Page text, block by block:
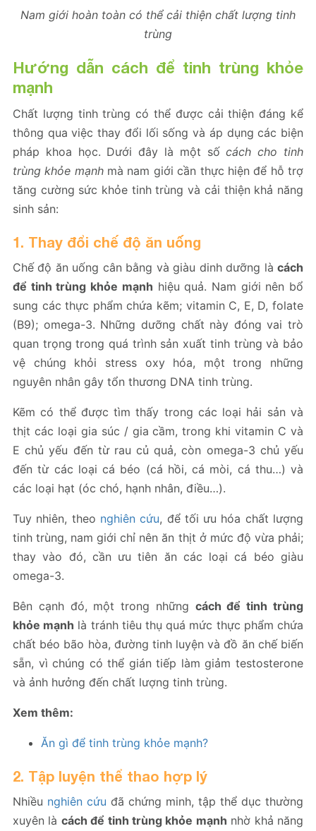
Nam giới hoàn toàn có thể cải thiện chất lượng tinh
trùng
Hướng dẫn cách để tinh trùng khỏe
mạnh
Chất lượng tinh trùng có thể được cải thiện đáng kể
thông qua việc thay đổi lối sống và áp dụng các biện
pháp khoa học. Dưới đây là một sốcách cho tinh
trùng khỏe mạnhmà nam giới cần thực hiện để hỗ trợ
tăng cường sức khỏe tinh trùng và cải thiện khả năng
sinh sản:
1. Thay đổi chế độ ăn uống
Chế độ ăn uống cân bằng và giàu dinh dưỡng là cách
để tinh trùng khỏe mạnh hiệu quả. Nam giới nên bổ
sung các thực phẩm chứa kẽm; vitamin C, E, D, folate
(B9); omega-3. Những dưỡng chất này đóng vai trò
quan trọng trong quá trình sản xuất tinh trùng và bảo
vệ chúng khỏi stress oxy hóa, một trong những
nguyên nhân gây tổn thương DNA tinh trùng.
Kẽm có thể được tìm thấy trong các loại hải sản và
thịt các loại gia súc / gia cầm, trong khi vitamin C và
E chủ yếu đến từ rau củ quả, còn omega-3 chủ yếu
đến từ các loại cá béo (cá hồi, cá mòi, cá thu…) và
các loại hạt (óc chó, hạnh nhân, điều…).
Tuy nhiên, theo nghiên cứu, để tối ưu hóa chất lượng
tinh trùng, nam giới chỉ nên ăn thịt ở mức độ vừa phải;
thay vào đó, cần ưu tiên ăn các loại cá béo giàu
omega-3.
Bên cạnh đó, một trong những cách để tinh trùng
khỏe mạnh là tránh tiêu thụ quá mức thực phẩm chứa
chất béo bão hòa, đường tinh luyện và đồ ăn chế biến
sẵn, vì chúng có thể gián tiếp làm giảm testosterone
và ảnh hưởng đến chất lượng tinh trùng.
Xem thêm:
Ăn gì để tinh trùng khỏe mạnh?
2. Tập luyện thể thao hợp lý
Nhiều nghiên cứu đã chứng minh, tập thể dục thường
xuyên là cách để tinh trùng khỏe mạnh nhờ khả năng